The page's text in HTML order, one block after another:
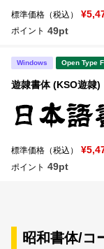
標準価格（税込）
ポイント 49pt
Windows Open Type
遊隷書体 (KSO遊隷)
標準価格（税込）
ポイント 49pt
昭和書体/コ